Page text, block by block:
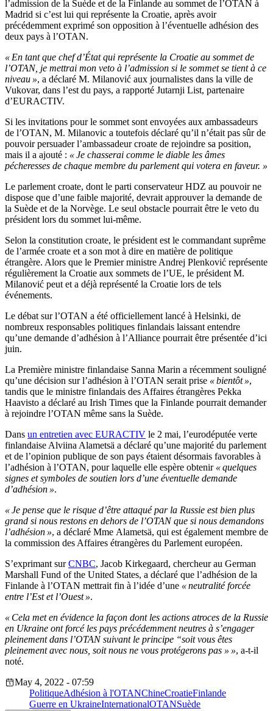
l’admission de la Suède et de la Finlande au sommet de l’OTAN à
Madrid si c’est lui qui représente la Croatie, après avoir
précédemment exprimé son opposition à l’éventuelle adhésion des
deux pays à l’OTAN.
« En tant que chef d’État qui représente la Croatie au sommet de
l’OTAN, je mettrai mon veto à l’admission si le sommet se tient à ce
niveau », a déclaré M. Milanović aux journalistes dans la ville de
Vukovar, dans l’est du pays, a rapporté Jutarnji List, partenaire
d’EURACTIV.
Si les invitations pour le sommet sont envoyées aux ambassadeurs
de l’OTAN, M. Milanovic a toutefois déclaré qu’il n’était pas sûr de
pouvoir persuader l’ambassadeur croate de rejoindre sa position,
mais il a ajouté : « Je chasserai comme le diable les âmes
pécheresses de chaque membre du parlement qui votera en faveur. »
Le parlement croate, dont le parti conservateur HDZ au pouvoir ne
dispose que d’une faible majorité, devrait approuver la demande de
la Suède et de la Norvège. Le seul obstacle pourrait être le veto du
président lors du sommet lui-même.
Selon la constitution croate, le président est le commandant suprême
de l’armée croate et a son mot à dire en matière de politique
étrangère. Alors que le Premier ministre Andrej Plenković représente
régulièrement la Croatie aux sommets de l’UE, le président M.
Milanović peut et a déjà représenté la Croatie lors de tels
événements.
Le débat sur l’OTAN a été officiellement lancé à Helsinki, de
nombreux responsables politiques finlandais laissant entendre
qu’une demande d’adhésion à l’Alliance pourrait être présentée d’ici
juin.
La Première ministre finlandaise Sanna Marin a récemment souligné
qu’une décision sur l’adhésion à l’OTAN serait prise « bientôt »,
tandis que le ministre finlandais des Affaires étrangères Pekka
Haavisto a déclaré au Irish Times que la Finlande pourrait demander
à rejoindre l’OTAN même sans la Suède.
Dans un entretien avec EURACTIV le 2 mai, l’eurodéputée verte
finlandaise Alviina Alametsä a déclaré qu’une majorité du parlement
et de l’opinion publique de son pays étaient désormais favorables à
l’adhésion à l’OTAN, pour laquelle elle espère obtenir « quelques
signes et symboles de soutien lors d’une éventuelle demande
d’adhésion ».
« Je pense que le risque d’être attaqué par la Russie est bien plus
grand si nous restons en dehors de l’OTAN que si nous demandons
l’adhésion », a déclaré Mme Alametsä, qui est également membre de
la commission des Affaires étrangères du Parlement européen.
S’exprimant surCNBC, Jacob Kirkegaard, chercheur au German
Marshall Fund of the United States, a déclaré que l’adhésion de la
Finlande à l’OTAN mettrait fin à l’idée d’une « neutralité forcée
entre l’Est et l’Ouest ».
« Cela met en évidence la façon dont les actions atroces de la Russie
en Ukraine ont forcé les pays précédemment neutres à s’engager
pleinement dans l’OTAN suivant le principe “soit vous êtes
pleinement avec nous, soit nous ne vous protégerons pas » », a-t-il
noté.
May 4, 2022 - 07:59
PolitiqueAdhésion à l'OTANChineCroatieFinlande
Guerre en UkraineInternationalOTANSuède